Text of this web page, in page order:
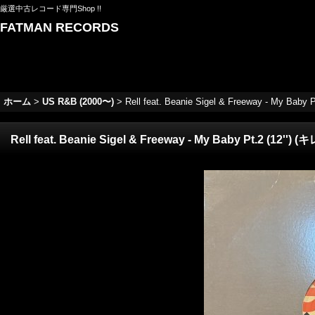
厳選中古レコード専門Shop !!
FATMAN RECORDS
ホーム > US R&B (2000〜) > Rell feat. Beanie Sigel & Freeway - My Baby
Rell feat. Beanie Sigel & Freeway - My Baby Pt.2 (12'') (キ